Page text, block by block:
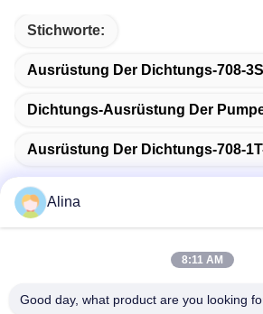
Stichworte:
Ausrüstung Der Dichtungs-708-
Dichtungs-Ausrüstung Der
Ausrüstung Der Dichtungs-708-
Schnelle Kontaktaufnahme
Anschrift
Alina
8:11 AM
Good day, what product are you looking